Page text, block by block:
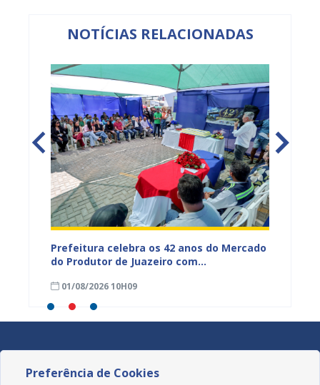
NOTÍCIAS RELACIONADAS
Prefeitura celebra os 42 anos do Mercado
do Produtor de Juazeiro com
01/08/2026 10H09
Preferência de Cookies